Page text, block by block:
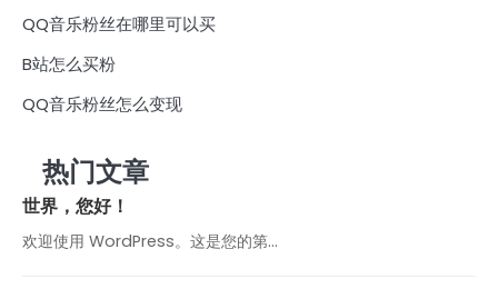
QQ音乐粉丝在哪里可以买
B站怎么买粉
QQ音乐粉丝怎么变现
热门文章
世界，您好！
欢迎使用 WordPress。这是您的第…